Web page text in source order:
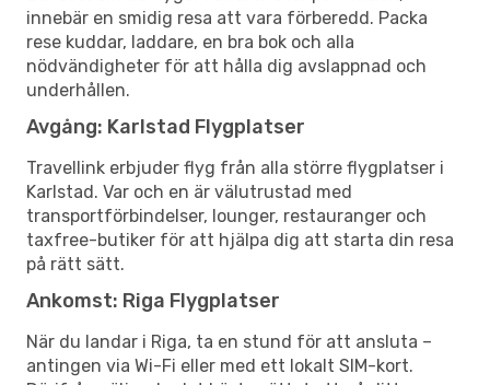
innebär en smidig resa att vara förberedd. Packa
rese kuddar, laddare, en bra bok och alla
nödvändigheter för att hålla dig avslappnad och
underhållen.
Avgång: Karlstad Flygplatser
Travellink erbjuder flyg från alla större flygplatser i
Karlstad. Var och en är välutrustad med
transportförbindelser, lounger, restauranger och
taxfree-butiker för att hjälpa dig att starta din resa
på rätt sätt.
Ankomst: Riga Flygplatser
När du landar i Riga, ta en stund för att ansluta –
antingen via Wi-Fi eller med ett lokalt SIM-kort.